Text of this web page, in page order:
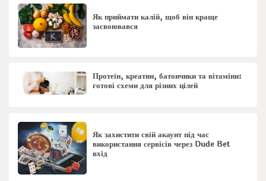
Як приймати калій, щоб він краще
засвоювався
Протеїн, креатин, батончики та вітаміни:
готові схеми для різних цілей
Як захистити свій акаунт під час
використання сервісів через Dude Bet
вхід